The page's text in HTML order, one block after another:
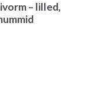
– lilled,